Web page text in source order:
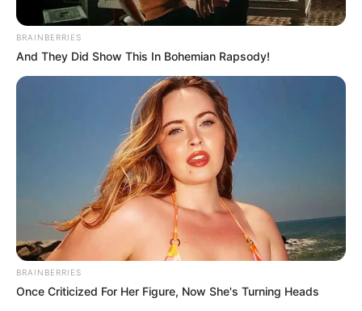
BRAINBERRIES
And They Did Show This In Bohemian Rapsody!
BRAINBERRIES
Once Criticized For Her Figure, Now She's Turning Heads